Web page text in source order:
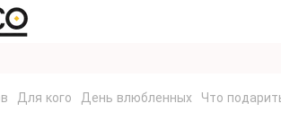
Для кого День влюбленных Что